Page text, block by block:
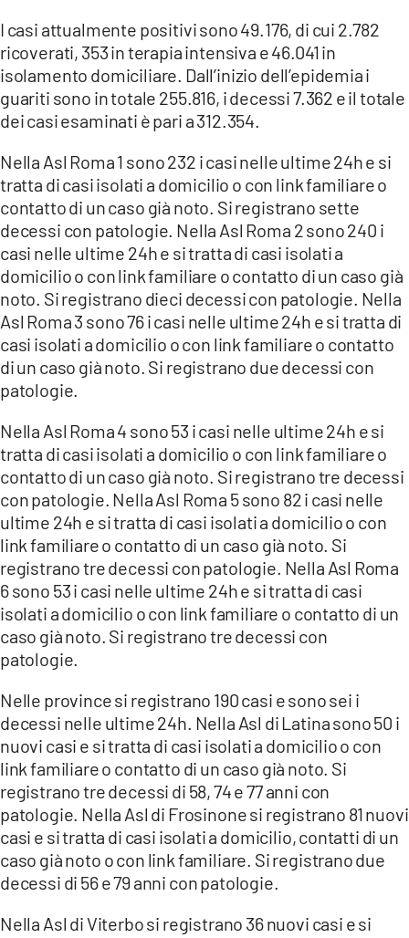
LACONAIR.IT
LACITYMAG.IT
ILREGGINO.IT
COSENZACHANNEL.IT
ILVIBONESE.IT
CATANZAROCHANNEL.IT
LACAPITALENEWS.IT
App
ANDROID
APPLE
I casi attualmente positivi sono 49.176, di cui 2.782
ricoverati, 353 in terapia intensiva e 46.041 in
isolamento domiciliare. Dall’inizio dell’epidemia i
guariti sono in totale 255.816, i decessi 7.362 e il totale
dei casi esaminati è pari a 312.354.
Nella Asl Roma 1 sono 232 i casi nelle ultime 24h e si
tratta di casi isolati a domicilio o con link familiare o
contatto di un caso già noto. Si registrano sette
decessi con patologie. Nella Asl Roma 2 sono 240 i
casi nelle ultime 24h e si tratta di casi isolati a
domicilio o con link familiare o contatto di un caso già
noto. Si registrano dieci decessi con patologie. Nella
Asl Roma 3 sono 76 i casi nelle ultime 24h e si tratta di
casi isolati a domicilio o con link familiare o contatto
di un caso già noto. Si registrano due decessi con
patologie.
Nella Asl Roma 4 sono 53 i casi nelle ultime 24h e si
tratta di casi isolati a domicilio o con link familiare o
contatto di un caso già noto. Si registrano tre decessi
con patologie. Nella Asl Roma 5 sono 82 i casi nelle
ultime 24h e si tratta di casi isolati a domicilio o con
link familiare o contatto di un caso già noto. Si
registrano tre decessi con patologie. Nella Asl Roma
6 sono 53 i casi nelle ultime 24h e si tratta di casi
isolati a domicilio o con link familiare o contatto di un
caso già noto. Si registrano tre decessi con
patologie.
Nelle province si registrano 190 casi e sono sei i
decessi nelle ultime 24h. Nella Asl di Latina sono 50 i
nuovi casi e si tratta di casi isolati a domicilio o con
link familiare o contatto di un caso già noto. Si
registrano tre decessi di 58, 74 e 77 anni con
patologie. Nella Asl di Frosinone si registrano 81 nuovi
casi e si tratta di casi isolati a domicilio, contatti di un
caso già noto o con link familiare. Si registrano due
decessi di 56 e 79 anni con patologie.
Nella Asl di Viterbo si registrano 36 nuovi casi e si